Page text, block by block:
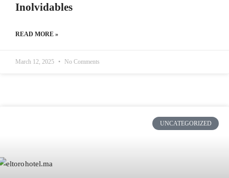
Inolvidables
READ MORE »
March 12, 2025 No Comments
UNCATEGORIZED